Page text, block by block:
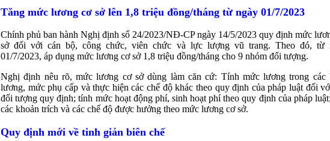
Tăng mức lương cơ sở lên 1,8 triệu đồng/tháng từ ngày 01/7/2023
Chính phủ ban hành Nghị định số 24/2023/NĐ-CP ngày 14/5/2023 quy định mức
sở đối với cán bộ, công chức, viên chức và lực lượng vũ trang. Theo đó, từ
01/7/2023, áp dụng mức lương cơ sở 1,8 triệu đồng/tháng cho 9 nhóm đối tượng.
Nghị định nêu rõ, mức lương cơ sở dùng làm căn cứ: Tính mức lương trong các
lương, mức phụ cấp và thực hiện các chế độ khác theo quy định của pháp luật đối
đối tượng quy định; tính mức hoạt động phí, sinh hoạt phí theo quy định của pháp
các khoản trích và các chế độ được hưởng theo mức lương cơ sở.
Quy định mới về tinh giản biên chế